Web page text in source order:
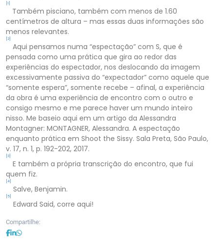
[1]
Também pisciano, também com menos de 1.60
centímetros de altura – mas essas duas informações são
menos relevantes.
[2]
Aqui pensamos numa “espectação” com S, que é
pensada como uma prática que gira ao redor das
experiências do espectador, nos deslocando da imagem
excessivamente passiva do “expectador” como aquele que
“somente espera”, somente recebe – afinal, a experiência
da obra é uma experiência de encontro com o outro e
consigo mesmo e me parece haver um mundo inteiro
nisso. Me baseio aqui em um artigo da Alessandra
Montagner: MONTAGNER, Alessandra. A espectação
enquanto prática em Shoot the Sissy. Sala Preta, São Paulo,
v. 17, n. 1, p. 192-202, 2017.
[3]
E também a própria transcrição do encontro, que fui
quem fiz.
[4]
Salve, Benjamin.
[5]
Edward Said, corre aqui!
Compartilhe: